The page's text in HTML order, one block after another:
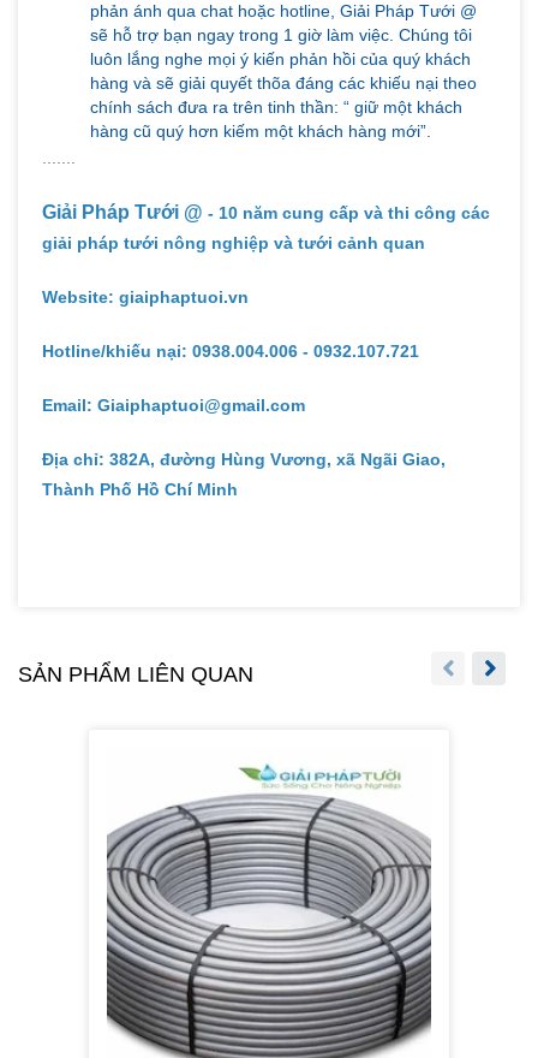
phản ánh qua chat hoặc hotline, Giải Pháp Tưới @
sẽ hỗ trợ bạn ngay trong 1 giờ làm việc. Chúng tôi
luôn lắng nghe mọi ý kiến phản hồi của quý khách
hàng và sẽ giải quyết thõa đáng các khiếu nại theo
chính sách đưa ra trên tinh thần: “ giữ một khách
hàng cũ quý hơn kiếm một khách hàng mới”.
.......
Giải Pháp Tưới @ - 10 năm cung cấp và thi công các
giải pháp tưới nông nghiệp và tưới cảnh quan
Website: giaiphaptuoi.vn
Hotline/khiếu nại: 0938.004.006 - 0932.107.721
Email: Giaiphaptuoi@gmail.com
Địa chỉ: 382A, đường Hùng Vương, xã Ngãi Giao,
Thành Phố Hồ Chí Minh
SẢN PHẨM LIÊN QUAN